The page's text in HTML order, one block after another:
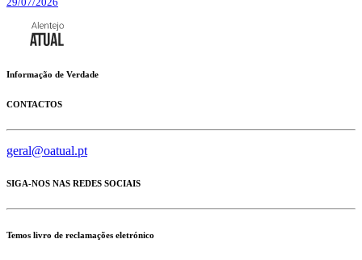
Informação de Verdade
CONTACTOS
geral@oatual.pt
SIGA-NOS NAS REDES SOCIAIS
Temos livro de reclamações eletrónico